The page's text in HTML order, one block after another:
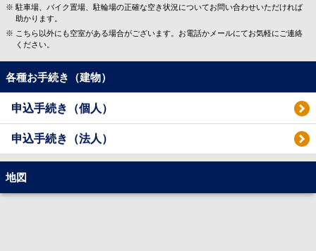
駐車場、バイク置場、駐輪場の正確な空き状況についてお問い合わせいただければ
助かります。
こちら以外にも空室がある場合がございます。お電話かメールにてお気軽にご連絡
ください。
各種お手続き（建物）
申込手続き（個人）
申込手続き（法人）
地図